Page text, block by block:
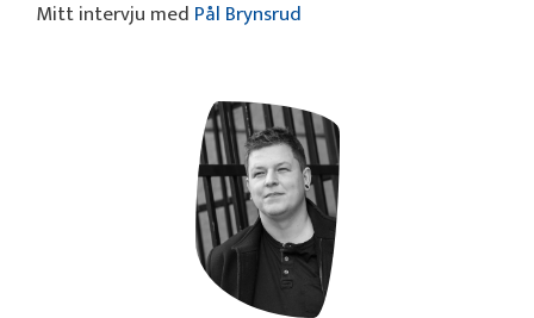
Mitt intervju med Pål Brynsrud